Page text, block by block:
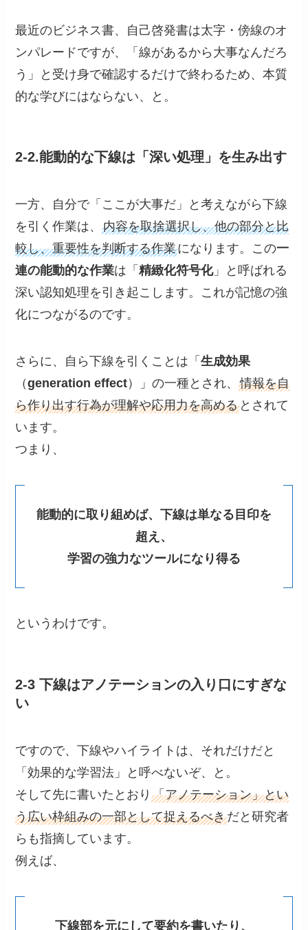
最近のビジネス書、自己啓発書は太字・傍線のオ
ンパレードですが、「線があるから大事なんだろ
う」と受け身で確認するだけで終わるため、本質
的な学びにはならない、と。
2-2.能動的な下線は「深い処理」を生み出す
一方、自分で「ここが大事だ」と考えながら下線
を引く作業は、内容を取捨選択し、他の部分と比
較し、重要性を判断する作業になります。この一
連の能動的な作業は「精緻化符号化」と呼ばれる
深い認知処理を引き起こします。これが記憶の強
化につながるのです。
さらに、自ら下線を引くことは「生成効果
（generation effect）」の一種とされ、情報を自
ら作り出す行為が理解や応用力を高める とされて
います。
つまり、
能動的に取り組めば、下線は単なる目印を
超え、
学習の強力なツールになり得る
というわけです。
2-3 下線はアノテーションの入り口にすぎな
い
ですので、下線やハイライトは、それだけだと
「効果的な学習法」と呼べないぞ、と。
そして先に書いたとおり「アノテーション」とい
う広い枠組みの一部として捉えるべきだと研究者
らも指摘しています。
例えば、
下線部を元にして要約を書いたり、